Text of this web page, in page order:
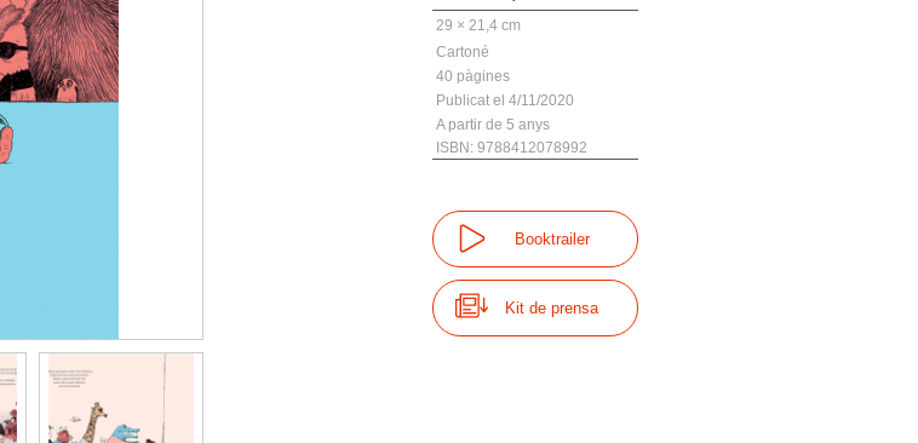
29 × 21,4 cm
Cartoné
40
4/11/2020
A partir de 5 anys
ISBN: 9788412078992
Booktrailer
Kit de prensa